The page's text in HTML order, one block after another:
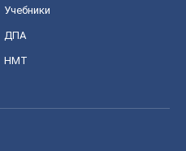
Учебники
ДПА
НМТ